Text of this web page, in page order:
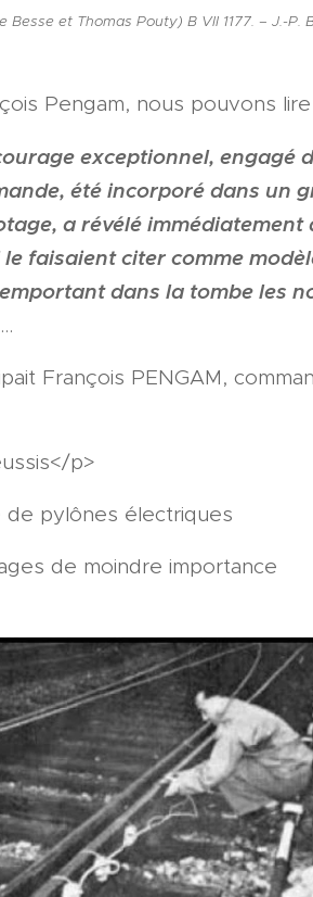
et Thomas Pouty) B VII 1177. – J.-P.
Pengam, nous pouvons lire
exceptionnel, engagé
été incorporé dans un
a révélé immédiatement
faisaient citer comme
dans la tombe les
…
François PENGAM,
p>
de pylônes électriques
de moindre importance